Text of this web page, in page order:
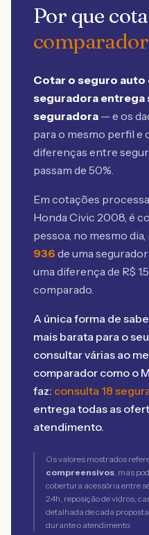
Por que
comparador
Cotar o seguro auto
seguradora entrega
seguradora — e os
para o mesmo perfil e
diferenças entre
passam de 50%.
Em cotações
Honda Civic 2008, é
pessoa, no mesmo
936 de uma
uma diferença de R$
comparado.
A única forma de
mais barata para o
consultar várias ao
comparador como o
faz: consulta 18
entrega todas as
atendimento.
Os valores mostrados
compreensivos, mas
cobertura acessória entre
24h, reposição de vidros,
detalhada de cada
durante o atendimento.